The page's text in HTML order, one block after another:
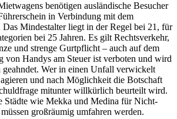
benötigen ausländische Besucher
in Verbindung mit dem
Mindestalter liegt in der Regel bei 21, für
bei 25 Jahren. Es gilt Rechtsverkehr,
und strenge Gurtpflicht – auch auf dem
von Handys am Steuer ist verboten und wird
geahndet. Wer in einen Unfall verwickelt
und nach Möglichkeit die Botschaft
mitunter willkürlich beurteilt wird.
Städte wie Mekka und Medina für Nicht-
großräumig umfahren werden.